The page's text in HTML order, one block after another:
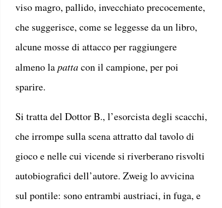
viso magro, pallido, invecchiato precocemente,
che suggerisce, come se leggesse da un libro,
alcune mosse di attacco per raggiungere
almeno lapattacon il campione, per poi
sparire.
Si tratta del Dottor B., l’esorcista degli scacchi,
che irrompe sulla scena attratto dal tavolo di
gioco e nelle cui vicende si riverberano risvolti
autobiografici dell’autore. Zweig lo avvicina
sul pontile: sono entrambi austriaci, in fuga, e